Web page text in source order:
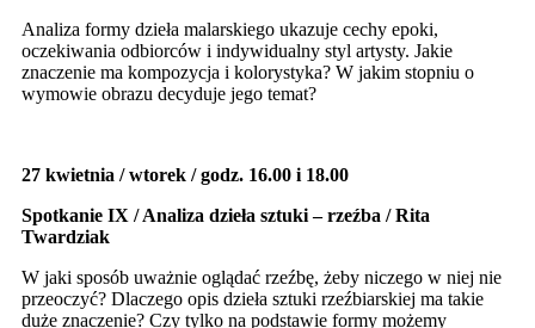
Analiza formy dzieła malarskiego ukazuje cechy epoki,
oczekiwania odbiorców i indywidualny styl artysty. Jakie
znaczenie ma kompozycja i kolorystyka? W jakim stopniu o
wymowie obrazu decyduje jego temat?
27 kwietnia / wtorek / godz. 16.00 i 18.00
Spotkanie IX / Analiza dzieła sztuki – rzeźba / Rita
Twardziak
W jaki sposób uważnie oglądać rzeźbę, żeby niczego w niej nie
przeoczyć? Dlaczego opis dzieła sztuki rzeźbiarskiej ma takie
duże znaczenie? Czy tylko na podstawie formy możemy